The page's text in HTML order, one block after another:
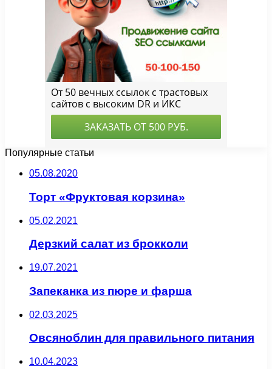
Популярные статьи
05.08.2020
Торт «Фруктовая корзина»
05.02.2021
Дерзкий салат из брокколи
19.07.2021
Запеканка из пюре и фарша
02.03.2025
Овсяноблин для правильного питания
10.04.2023